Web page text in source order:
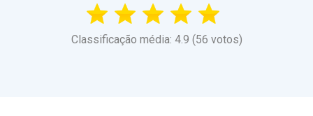
Classificação média: 4.9 (56 votos)